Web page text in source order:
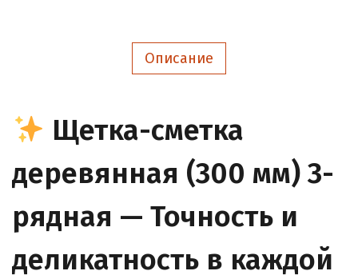
Описание
Щетка-сметка
деревянная (300 мм) 3-
рядная — Точность и
деликатность в каждой